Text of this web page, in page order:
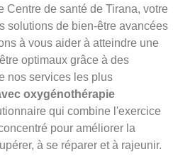
Centre de santé de Tirana, votre
solutions de bien-être avancées
à vous aider à atteindre une
optimaux grâce à des
nos services les plus
oxygénothérapie
qui combine l'exercice
pour améliorer la
à se réparer et à rajeunir.